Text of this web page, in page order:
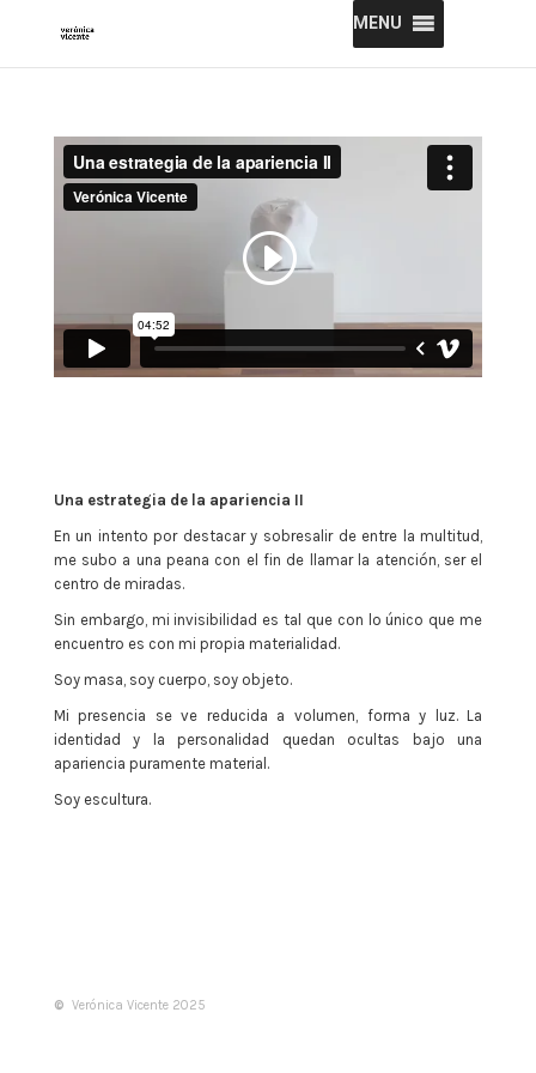
MENU
Una estrategia de la apariencia II
En un intento por destacar y sobresalir de entre la multitud,
me subo a una peana con el fin de llamar la atención, ser el
centro de miradas.
Sin embargo, mi invisibilidad es tal que con lo único que me
encuentro es con mi propia materialidad.
Soy masa, soy cuerpo, soy objeto.
Mi presencia se ve reducida a volumen, forma y luz. La
identidad y la personalidad quedan ocultas bajo una
apariencia puramente material.
Soy escultura.
© Verónica Vicente 2025